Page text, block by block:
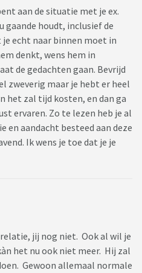
aan de situatie met je ex.
gaande houdt, inclusief de
je echt naar binnen moet in
denkt, wens hem in
de gedachten gaan. Bevrijd
zweverig maar je hebt er heel
het zal tijd kosten, en dan ga
ervaren. Zo te lezen heb je al
en aandacht besteed aan deze
Ik wens je toe dat je je
jij nog niet. Ook al wil je
het nu ook niet meer. Hij zal
Gewoon allemaal normale